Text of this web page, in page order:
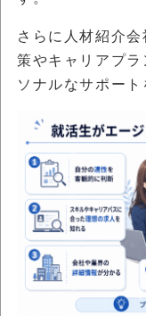
さらに人材紹介
策やキャリアプ
ソナルなサポート